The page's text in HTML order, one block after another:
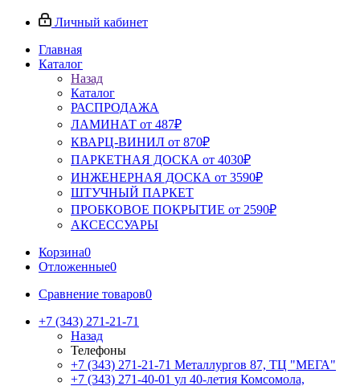
Личный кабинет
Главная
Каталог
Назад
Каталог
РАСПРОДАЖА
ЛАМИНАТ от 487₽
КВАРЦ-ВИНИЛ от 870₽
ПАРКЕТНАЯ ДОСКА от 4030₽
ИНЖЕНЕРНАЯ ДОСКА от 3590₽
ШТУЧНЫЙ ПАРКЕТ
ПРОБКОВОЕ ПОКРЫТИЕ от 2590₽
АКСЕССУАРЫ
Корзина0
Отложенные0
Сравнение товаров0
+7 (343) 271-21-71
Назад
Телефоны
+7 (343) 271-21-71 Металлургов 87, ТЦ "МЕГА"
+7 (343) 271-40-01 ул 40-летия Комсомола,